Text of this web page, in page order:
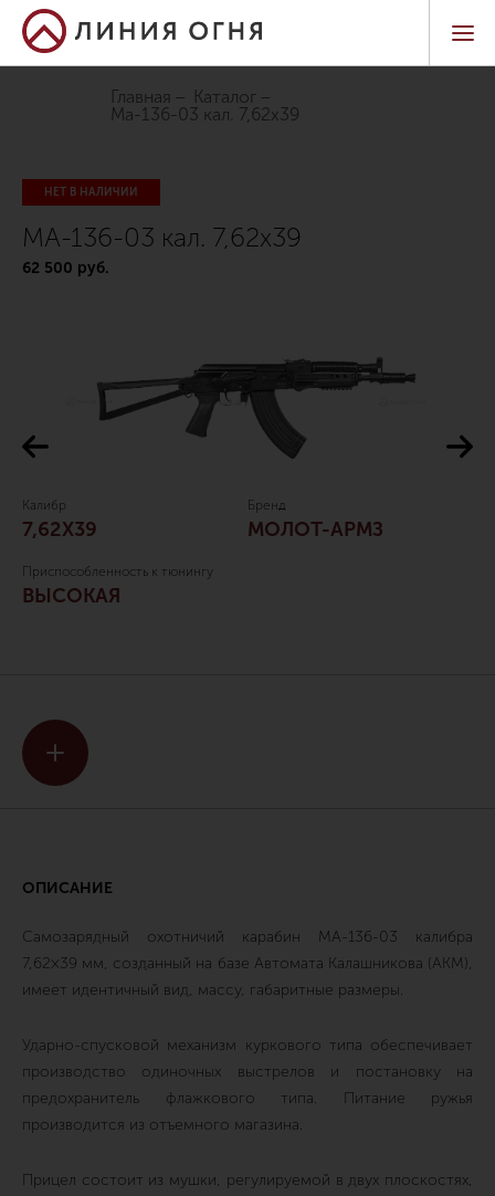
Главная
Каталог
ма-136-03 кал. 7,62х39
НЕТ В НАЛИЧИИ
МА-136-03 кал. 7,62х39
62 500 руб.
Калибр
7,62Х39
Бренд
МОЛОТ-АРМЗ
Приспособленность к тюнингу
ВЫСОКАЯ
ОПИСАНИЕ
Самозарядный охотничий карабин МА-136-03 калибра
7,62×39 мм, созданный на базе Автомата Калашникова (АКМ),
имеет идентичный вид, массу, габаритные размеры.
Ударно-спусковой механизм куркового типа обеспечивает
производство одиночных выстрелов и постановку на
предохранитель флажкового типа. Питание ружья
производится из отъемного магазина.
Прицел состоит из мушки, регулируемой в двух плоскостях,